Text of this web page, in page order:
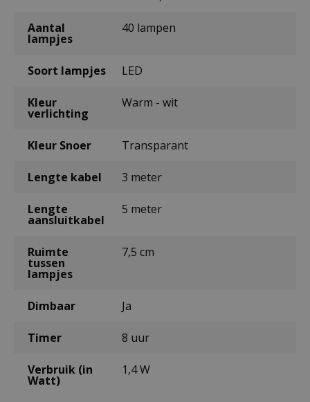
Aantal
lampjes
40 lampen
Soort lampjes LED
Kleur
verlichting
Warm - wit
Kleur Snoer Transparant
Lengte kabel 3 meter
Lengte
aansluitkabel
5 meter
Ruimte
tussen
lampjes
7,5 cm
Dimbaar Ja
Timer 8 uur
Verbruik (in
Watt)
1,4 W